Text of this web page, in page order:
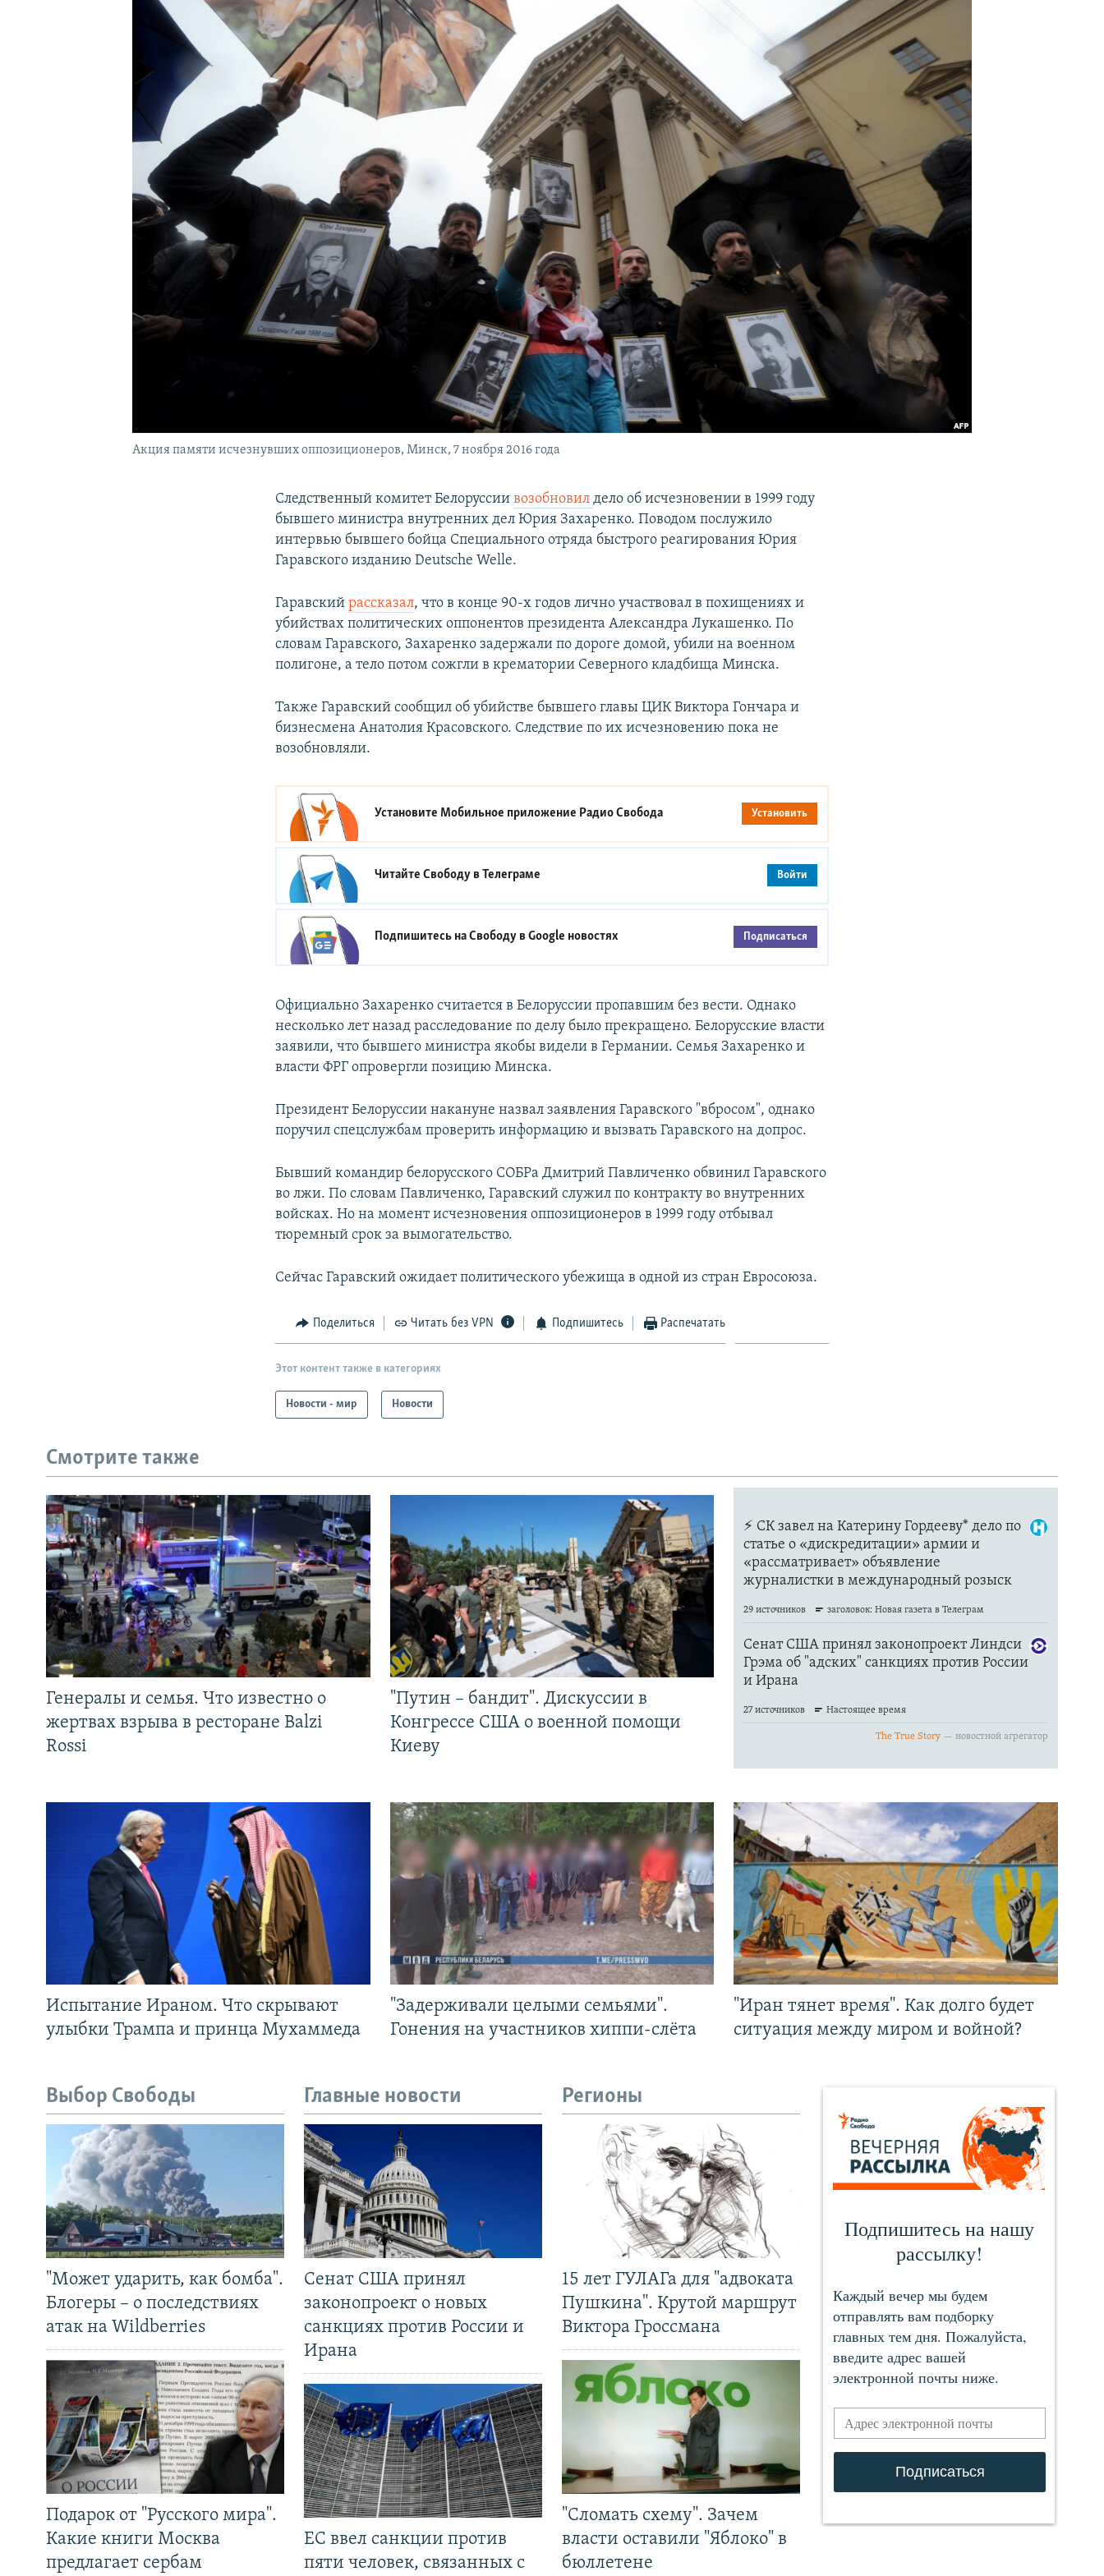
ПОДПИШИТЕСЬ НА РАССЫЛКУ
Акция памяти исчезнувших оппозиционеров, Минск, 7 ноября 2016 года
Следственный комитет Белоруссиивозобновилдело об исчезновении в 1999 году
бывшего министра внутренних дел Юрия Захаренко. Поводом послужило
интервью бывшего бойца Специального отряда быстрого реагирования Юрия
Гаравского изданию Deutsche Welle.
Гаравскийрассказал, что в конце 90-х годов лично участвовал в похищениях и
убийствах политических оппонентов президента Александра Лукашенко. По
словам Гаравского, Захаренко задержали по дороге домой, убили на военном
полигоне, а тело потом сожгли в крематории Северного кладбища Минска.
Также Гаравский сообщил об убийстве бывшего главы ЦИК Виктора Гончара и
бизнесмена Анатолия Красовского. Следствие по их исчезновению пока не
возобновляли.
Установите Мобильное приложение Радио Свобода Установить
Читайте Свободу вТелеграме Войти
Подпишитесь на Свободу вGoogle новостях Подписаться
Официально Захаренко считается в Белоруссии пропавшим без вести. Однако
несколько лет назад расследование по делу было прекращено. Белорусские власти
заявили, что бывшего министра якобы видели в Германии. Семья Захаренко и
власти ФРГ опровергли позицию Минска.
Президент Белоруссии накануне назвал заявления Гаравского "вбросом", однако
поручил спецслужбам проверить информацию и вызвать Гаравского на допрос.
Бывший командир белорусского СОБРа Дмитрий Павличенко обвинил Гаравского
во лжи. По словам Павличенко, Гаравский служил по контракту во внутренних
войсках. Но на момент исчезновения оппозиционеров в 1999 году отбывал
тюремный срок за вымогательство.
Сейчас Гаравский ожидает политического убежища в одной из стран Евросоюза.
Поделиться Читать без VPN Подпишитесь Распечатать
Этот контент также в категориях
Новости - мир Новости
Смотрите также
Генералы и семья. Что известно о
жертвах взрыва в ресторане Balzi
Rossi
"Путин – бандит". Дискуссии в
Конгрессе США о военной помощи
Киеву
Испытание Ираном. Что скрывают
улыбки Трампа и принца Мухаммеда
"Задерживали целыми семьями".
Гонения на участников хиппи-слёта
"Иран тянет время". Как долго будет
ситуация между миром и войной?
Выбор Свободы
"Может ударить, как бомба".
Блогеры – о последствиях
атак на Wildberries
Подарок от "Русского мира".
Какие книги Москва
предлагает сербам
Главные новости
Сенат США принял
законопроект о новых
санкциях против России и
Ирана
ЕС ввел санкции против
пяти человек, связанных с
Регионы
15 лет ГУЛАГа для "адвоката
Пушкина". Крутой маршрут
Виктора Гроссмана
"Сломать схему". Зачем
власти оставили "Яблоко" в
бюллетене